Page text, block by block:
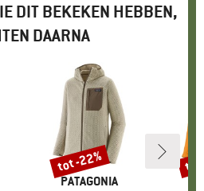
DIT BEKEKEN HEBBEN,
DAARNA
MERK
PATAGONIA
Korting
tot -22% tot